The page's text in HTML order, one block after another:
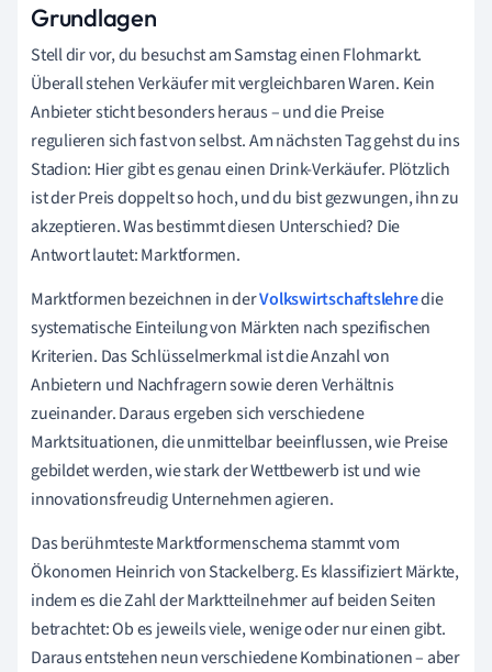
Grundlagen
Stell dir vor, du besuchst am Samstag einen Flohmarkt.
Überall stehen Verkäufer mit vergleichbaren Waren. Kein
Anbieter sticht besonders heraus – und die Preise
regulieren sich fast von selbst. Am nächsten Tag gehst du ins
Stadion: Hier gibt es genau einen Drink-Verkäufer. Plötzlich
ist der Preis doppelt so hoch, und du bist gezwungen, ihn zu
akzeptieren. Was bestimmt diesen Unterschied? Die
Antwort lautet: Marktformen.
Marktformen bezeichnen in derVolkswirtschaftslehredie
systematische Einteilung von Märkten nach spezifischen
Kriterien. Das Schlüsselmerkmal ist die Anzahl von
Anbietern und Nachfragern sowie deren Verhältnis
zueinander. Daraus ergeben sich verschiedene
Marktsituationen, die unmittelbar beeinflussen, wie Preise
gebildet werden, wie stark der Wettbewerb ist und wie
innovationsfreudig Unternehmen agieren.
Das berühmteste Marktformenschema stammt vom
Ökonomen Heinrich von Stackelberg. Es klassifiziert Märkte,
indem es die Zahl der Marktteilnehmer auf beiden Seiten
betrachtet: Ob es jeweils viele, wenige oder nur einen gibt.
Daraus entstehen neun verschiedene Kombinationen – aber